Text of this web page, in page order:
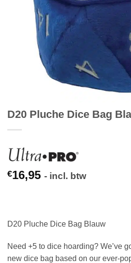
D20 Pluche Dice Bag
€16,95 - incl. btw
D20 Pluche Dice Bag Blauw
Need +5 to dice hoarding? We’ve
new dice bag based on our ever-